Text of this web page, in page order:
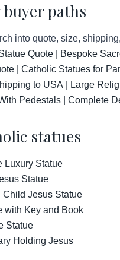
paths
into quote, size,
Quote | Bespoke
| Catholic Statues for
to USA | Large
Pedestals | Complete
statues
Luxury Statue
Statue
Child Jesus Statue
with Key and Book
Statue
Holding Jesus